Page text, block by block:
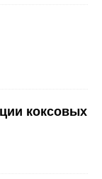
коксовых